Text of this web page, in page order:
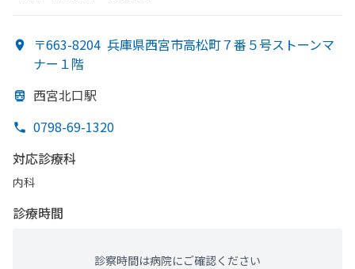
〒663-8204 兵庫県西宮市高松町７番５号ストーンマ
ナー１階
西宮北口駅
0798-69-1320
対応診療科
内科
診療時間
診察時間は病院にご確認ください